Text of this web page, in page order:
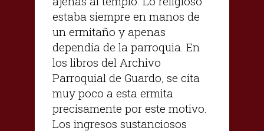
estaba siempre en manos de
un ermitaño y apenas
dependía de la parroquia. En
los libros del Archivo
Parroquial de Guardo, se cita
muy poco a esta ermita
precisamente por este motivo.
Los ingresos sustanciosos